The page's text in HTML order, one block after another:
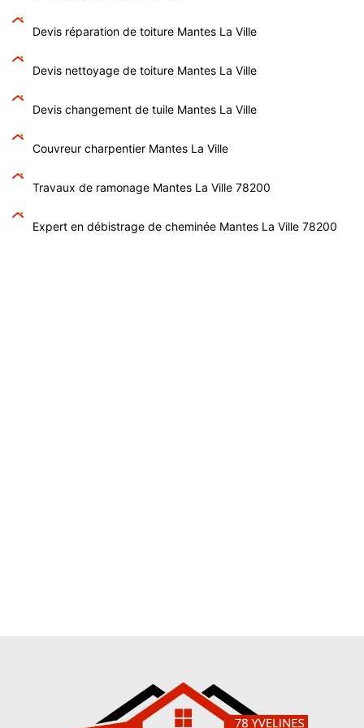
Devis réparation de toiture Mantes La Ville
Devis nettoyage de toiture Mantes La Ville
Devis changement de tuile Mantes La Ville
Couvreur charpentier Mantes La Ville
Travaux de ramonage Mantes La Ville 78200
Expert en débistrage de cheminée Mantes La Ville 78200